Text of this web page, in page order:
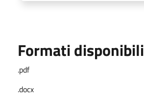
Formati disponibili
.pdf
.docx